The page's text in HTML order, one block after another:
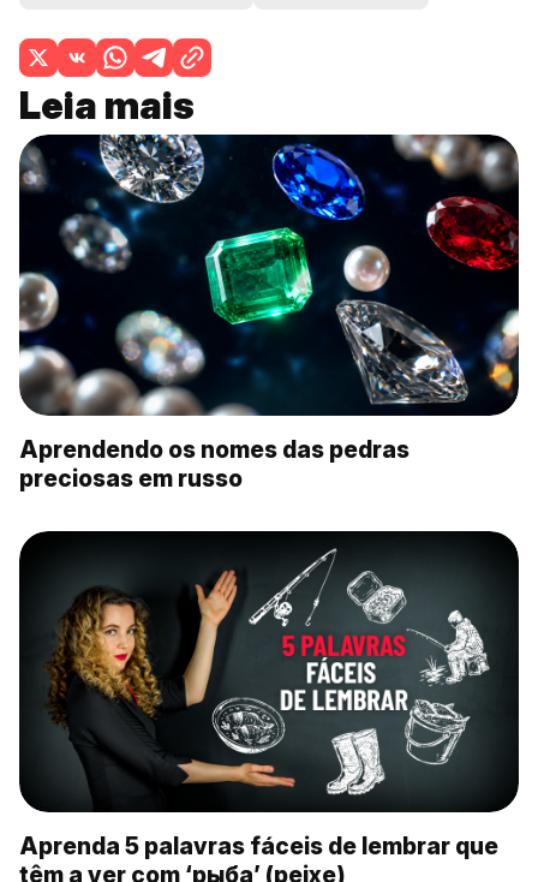
Leia mais
Aprendendo os nomes das pedras
preciosas em russo
Aprenda 5 palavras fáceis de lembrar que
têm a ver com ‘рыба’ (peixe)